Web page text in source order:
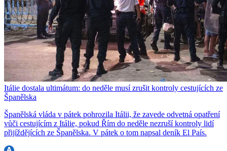
Itálie dostala ultimátum: do neděle musí zrušit kontroly cestujících ze
Španělska
Španělská vláda v pátek pohrozila Itálii, že zavede odvetná opatření
vůči cestujícím z Itálie, pokud Řím do neděle nezruší kontroly lidí
přijíždějících ze Španělska. V pátek o tom napsal deník El País.